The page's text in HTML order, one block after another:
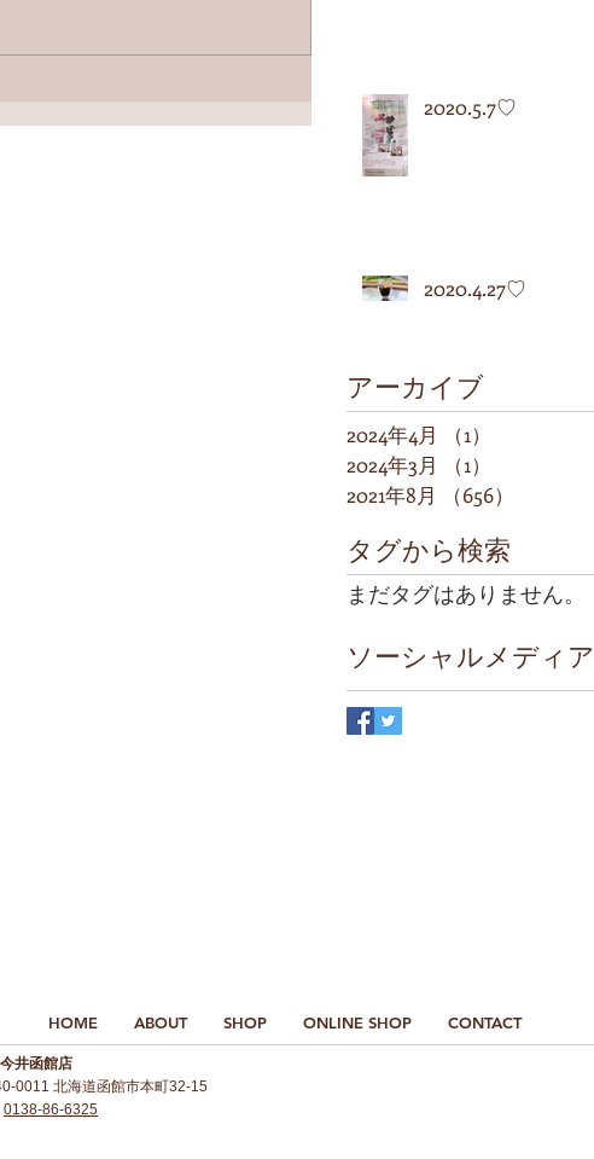
2020.5.7♡
2020.4.27♡
アーカイブ
2024年4月 （1）
2024年3月
（1）
2021年8月
（656）
タグから検索
まだタグはありません。
ソーシャルメディア
HOME ABOUT SHOP ONLINE SHOP CONTACT
井函館店
0011 北海道函館市本町32-15
0138-86-6325